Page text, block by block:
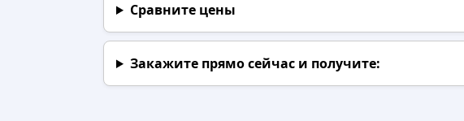
Сравните цены
Закажите прямо сейчаси получите: